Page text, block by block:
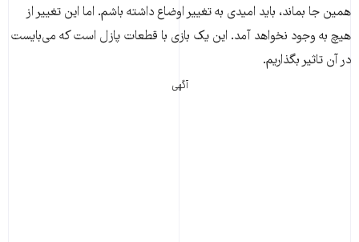
همین جا بماند، باید امیدی به تغییر اوضاع داشته باشم. اما این تغییر از
هیچ به وجود نخواهد آمد. این یک بازی با قطعات پازل است که می‌بایست
در آن تاثیر بگذاریم.
آگهی